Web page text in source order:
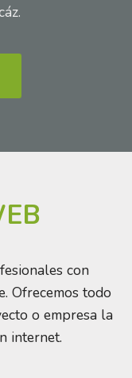
con
Ofrecemos todo
o empresa la
internet.